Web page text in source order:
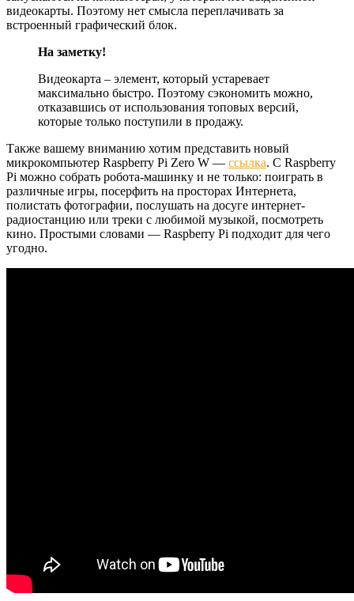
видеокарты. Поэтому нет смысла переплачивать за
встроенный графический блок.
На заметку!
Видеокарта – элемент, который устаревает
максимально быстро. Поэтому сэкономить можно,
отказавшись от использования топовых версий,
которые только поступили в продажу.
Также вашему вниманию хотим представить новый
микрокомпьютер Raspberry Pi Zero W — ссылка. C Raspberry
Pi можно собрать робота-машинку и не только: поиграть в
различные игры, посерфить на просторах Интернета,
полистать фотографии, послушать на досуге интернет-
радиостанцию или треки с любимой музыкой, посмотреть
кино. Простыми словами — Raspberry Pi подходит для чего
угодно.